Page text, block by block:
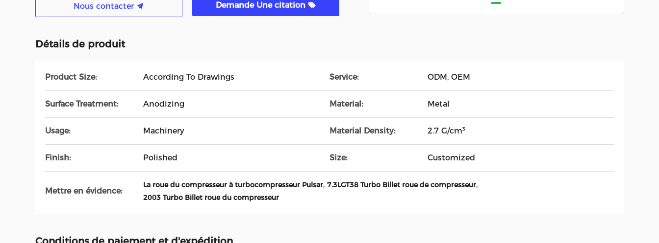
Nous contacter Demande Une citation
Détails de produit
Product Size: According To Drawings Service: ODM, OEM
Surface Treatment: Anodizing Material: Metal
Usage: Machinery Material Density: 2.7 G/cm³
Finish: Polished Size: Customized
Mettre en évidence:
La roue du compresseur à turbocompresseur Pulsar, 7.3LGT38 Turbo Billet roue de compresseur,
2003 Turbo Billet roue du compresseur